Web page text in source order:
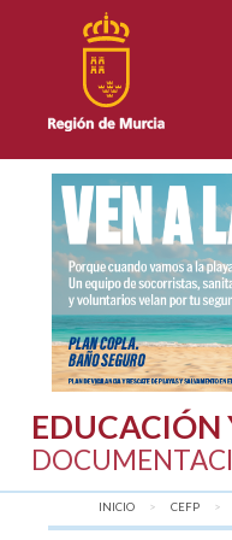
EDUCACIÓN
INICIO CEFP